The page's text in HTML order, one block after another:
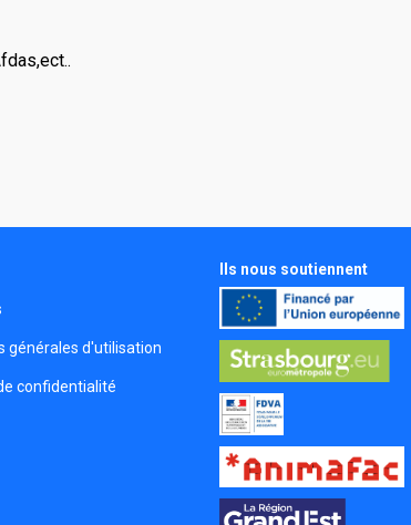
générales d'utilisation
confidentialité
Ils nous soutiennent